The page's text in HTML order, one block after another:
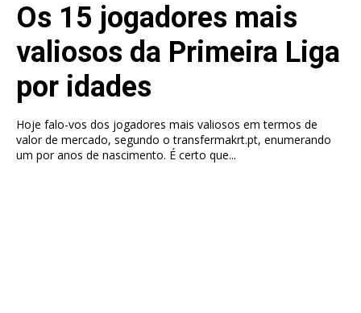
Os 15 jogadores mais
valiosos da Primeira Liga
por idades
Hoje falo-vos dos jogadores mais valiosos em termos de
valor de mercado, segundo o transfermakrt.pt, enumerando
um por anos de nascimento. É certo que...